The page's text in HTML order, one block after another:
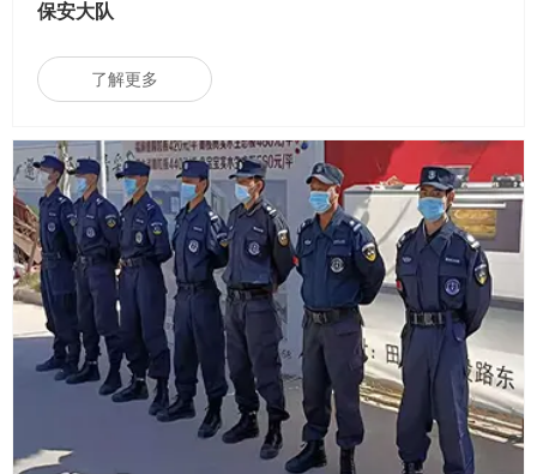
保安大队
了解更多